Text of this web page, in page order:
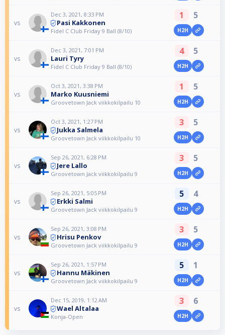
vs
Dec 3, 2021, 8:33 PM
Pasi Kakkonen
Fidel C Club Friday 9 Ball (8/10)
1 5
H2H
vs
Dec 3, 2021, 7:01 PM
Lauri Tyry
Fidel C Club Friday 9 Ball (8/10)
4 5
H2H
vs
Oct 3, 2021, 3:38 PM
Marko Kuusniemi
Groovetown Jack viikkokilpailu 10
1 5
H2H
vs
Oct 3, 2021, 1:27 PM
Jukka Salmela
Groovetown Jack viikkokilpailu 10
3 5
H2H
vs
Sep 26, 2021, 6:28 PM
Jere Lallo
Groovetown Jack viikkokilpailu 9
3 5
H2H
vs
Sep 26, 2021, 5:05 PM
Erkki Salmi
Groovetown Jack viikkokilpailu 9
5 4
H2H
vs
Sep 26, 2021, 3:08 PM
Hrisu Penkov
Groovetown Jack viikkokilpailu 9
3 5
H2H
vs
Sep 26, 2021, 1:57 PM
Hannu Mäkinen
Groovetown Jack viikkokilpailu 9
5 1
H2H
vs
Dec 15, 2019, 1:12 AM
Wael Altalaa
Konja-Open
3 6
H2H